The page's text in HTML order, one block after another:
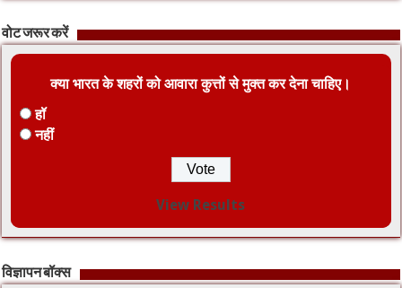
वोट जरूर करें
क्या भारत के शहरों को आवारा कुत्तों से मुक्त कर देना चाहिए।
हॉ
नहीं
View Results
विज्ञापन बॉक्स